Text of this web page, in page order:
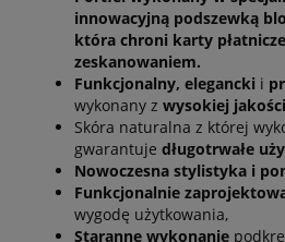
innowacyjną podszewką
która chroni karty
zeskanowaniem.
Funkcjonalny, elegancki i
wykonany z wysokiej
Skóra naturalna z której
gwarantuje długotrwałe
Nowoczesna stylistyka i
Funkcjonalnie
wygodę użytkowania,
Staranne wykonanie